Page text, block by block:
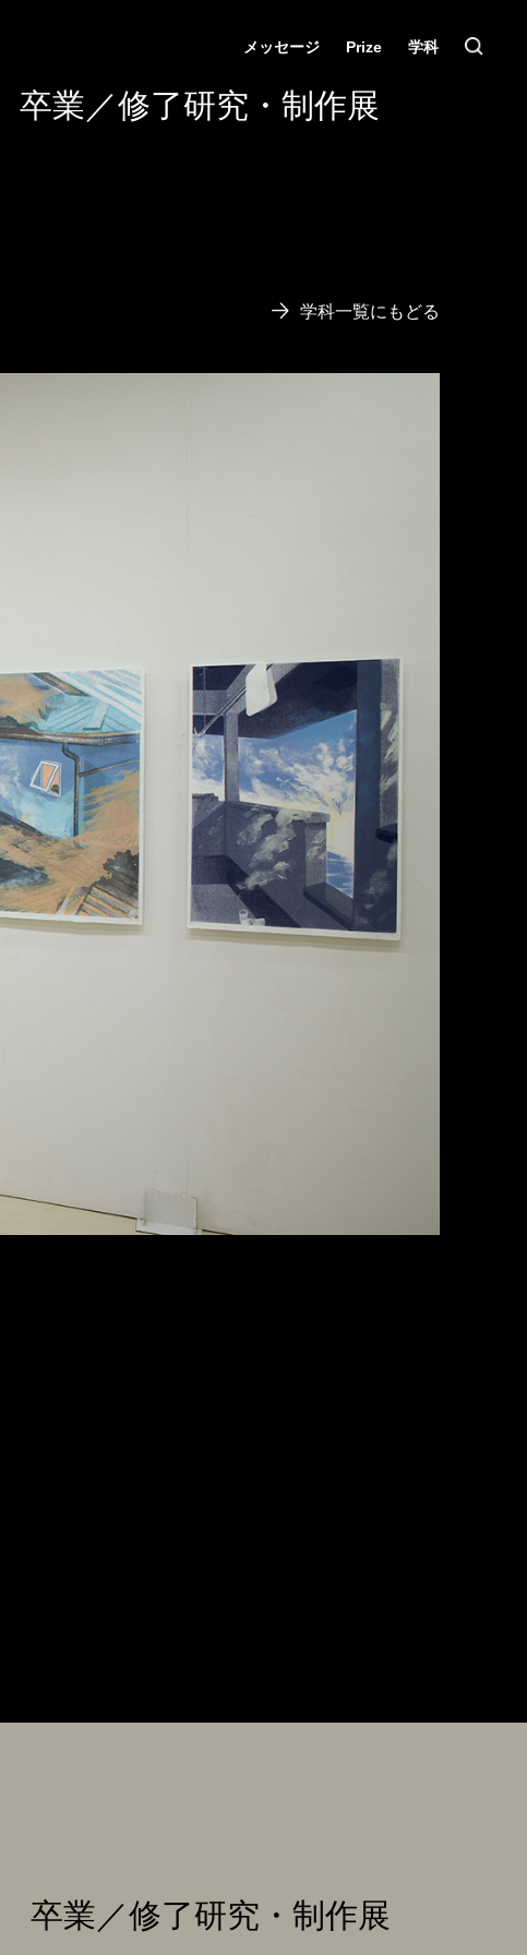
卒業／修了研究・制作展
メッセージ Prize 学科
学科一覧にもどる
卒業／修了研究・制作展